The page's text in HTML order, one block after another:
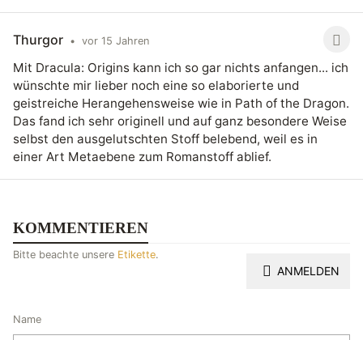
Thurgor • vor 15 Jahren
Mit Dracula: Origins kann ich so gar nichts anfangen... ich
wünschte mir lieber noch eine so elaborierte und
geistreiche Herangehensweise wie in Path of the Dragon.
Das fand ich sehr originell und auf ganz besondere Weise
selbst den ausgelutschten Stoff belebend, weil es in
einer Art Metaebene zum Romanstoff ablief.
KOMMENTIEREN
Bitte beachte unsere Etikette.
ANMELDEN
Name